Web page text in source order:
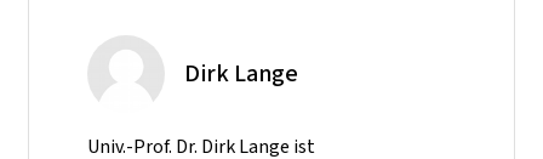
Dirk Lange
Univ.-Prof. Dr. Dirk Lange ist